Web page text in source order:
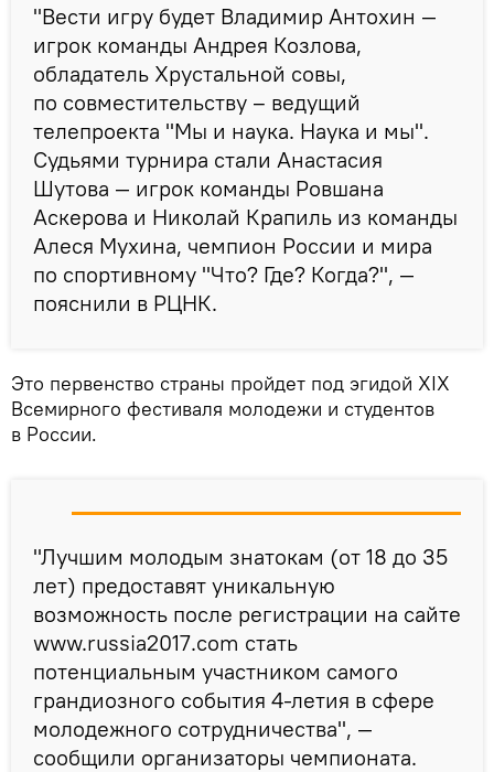
"Вести игру будет Владимир Антохин —
игрок команды Андрея Козлова,
обладатель Хрустальной совы,
по совместительству – ведущий
телепроекта "Мы и наука. Наука и мы".
Судьями турнира стали Анастасия
Шутова — игрок команды Ровшана
Аскерова и Николай Крапиль из команды
Алеся Мухина, чемпион России и мира
по спортивному "Что? Где? Когда?", —
пояснили в РЦНК.
Это первенство страны пройдет под эгидой XIX
Всемирного фестиваля молодежи и студентов
в России.
"Лучшим молодым знатокам (от 18 до 35
лет) предоставят уникальную
возможность после регистрации на сайте
www.russia2017.com стать
потенциальным участником самого
грандиозного события 4-летия в сфере
молодежного сотрудничества", —
сообщили организаторы чемпионата.